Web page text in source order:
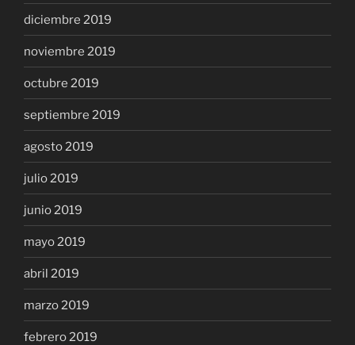
diciembre 2019
noviembre 2019
octubre 2019
septiembre 2019
agosto 2019
julio 2019
junio 2019
mayo 2019
abril 2019
marzo 2019
febrero 2019